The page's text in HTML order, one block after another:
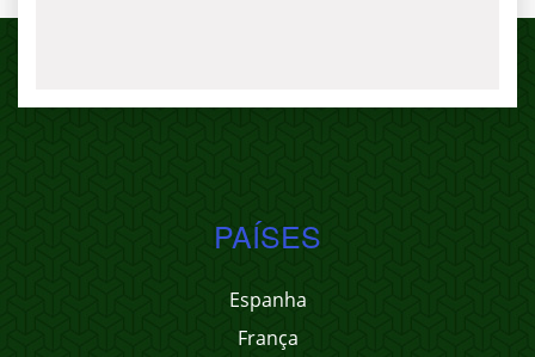
PAÍSES
Espanha
França